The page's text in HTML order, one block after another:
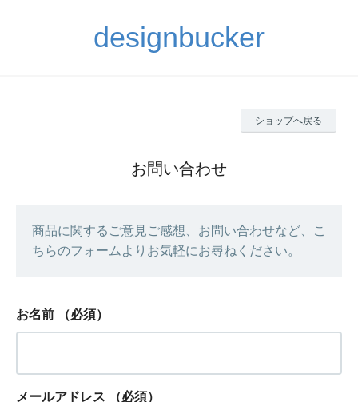
designbucker
ショップへ戻る
お問い合わせ
商品に関するご意見ご感想、お問い合わせなど、こ
ちらのフォームよりお気軽にお尋ねください。
お名前 （必須）
メールアドレス （必須）